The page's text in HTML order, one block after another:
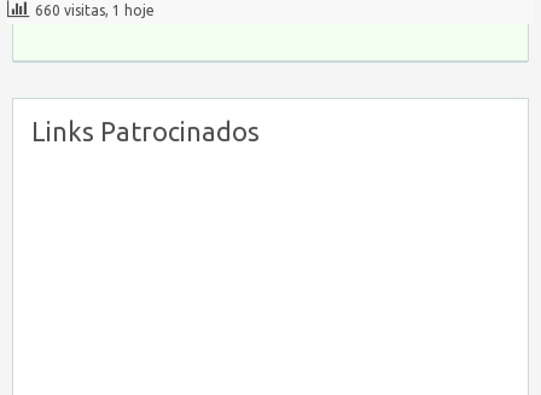
660 visitas, 1 hoje
Links Patrocinados